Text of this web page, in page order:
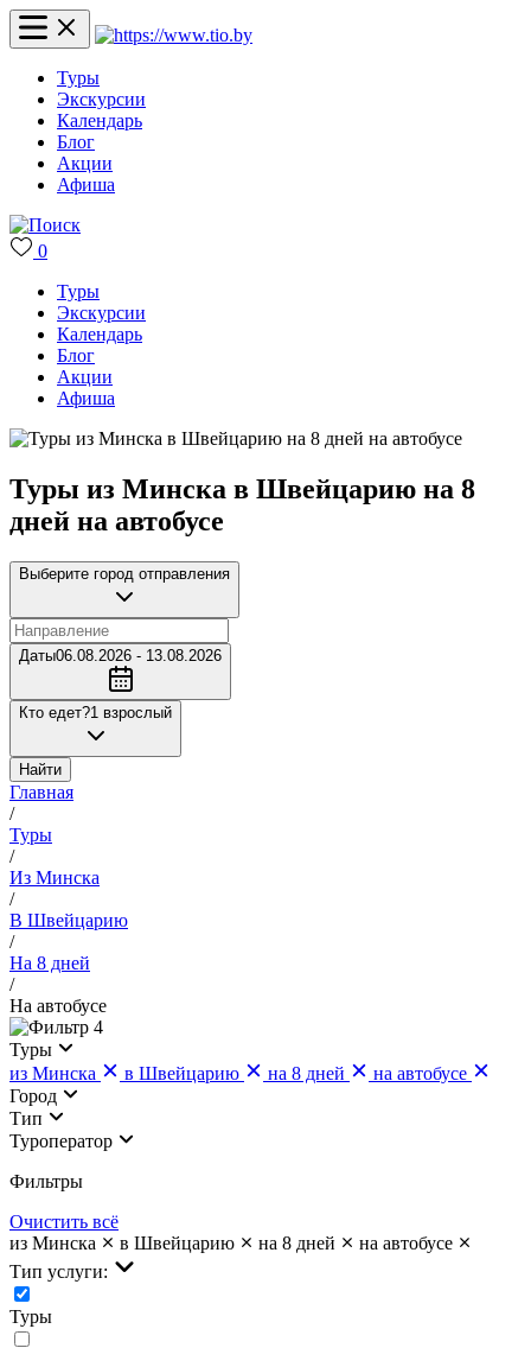
Туры
Экскурсии
Календарь
Блог
Акции
Афиша
0
Туры
Экскурсии
Календарь
Блог
Акции
Афиша
Туры из Минска в Швейцарию на 8
дней на автобусе
Выберите город отправления
Даты06.08.2026 - 13.08.2026
Кто едет?1 взрослый
Найти
Главная
/
Туры
/
Из Минска
/
В Швейцарию
/
На 8 дней
/
На автобусе
4
Туры
из Минска
в Швейцарию на 8 дней
на автобусе
Город
Тип
Туроператор
Фильтры
Очистить всё
из Минска
в Швейцарию на 8 дней
на автобусе
Тип услуги:
Туры